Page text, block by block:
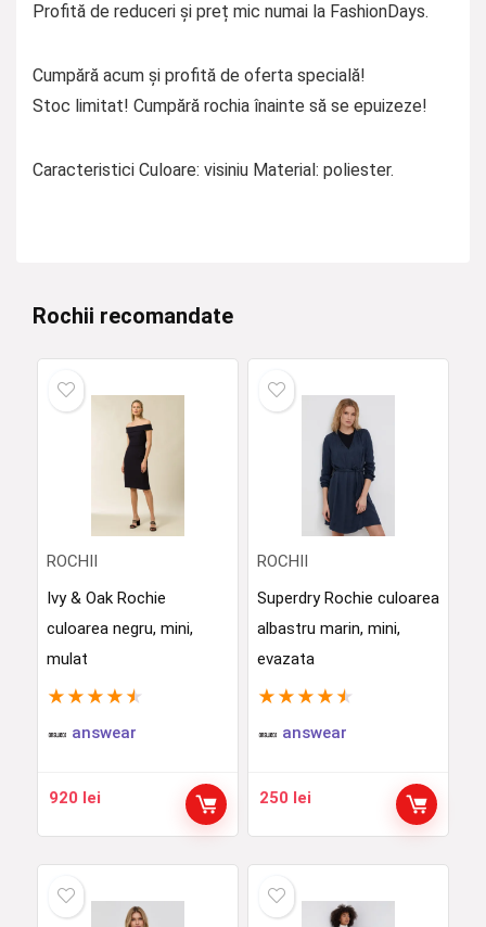
Profită de reduceri și preț mic numai la FashionDays.
Cumpără acum și profită de oferta specială!
Stoc limitat! Cumpără rochia înainte să se epuizeze!
Caracteristici Culoare: visiniu Material: poliester.
Rochii recomandate
ROCHII
Ivy & Oak Rochie
culoarea negru, mini,
mulat
★ ★ ★ ★ ★
answear
920 lei
ROCHII
Superdry Rochie culoarea
albastru marin, mini,
evazata
★ ★ ★ ★ ★
answear
250 lei